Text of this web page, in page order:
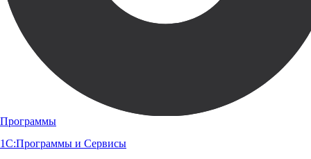
Программы
1С:Программы и Сервисы